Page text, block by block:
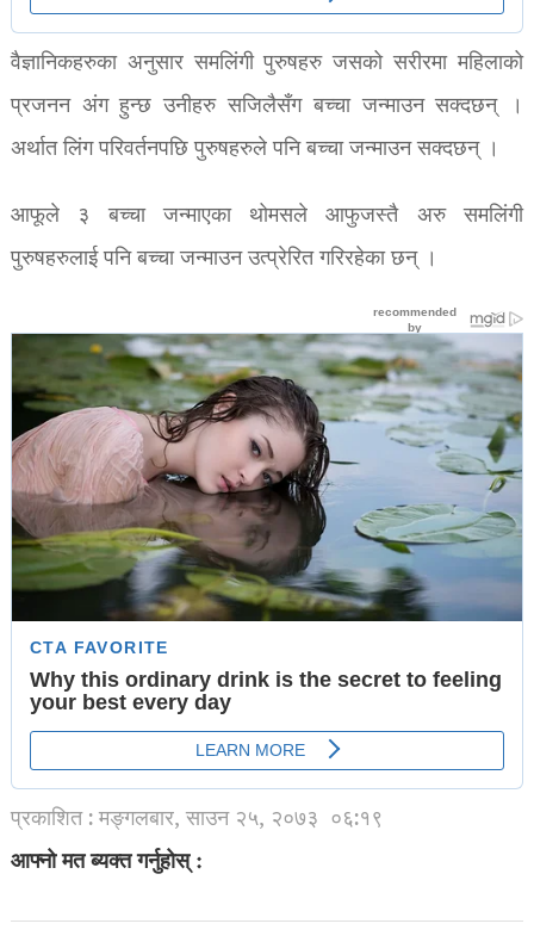
वैज्ञानिकहरुका अनुसार समलिंगी पुरुषहरु जसको सरीरमा महिलाको
प्रजनन अंग हुन्छ उनीहरु सजिलैसँग बच्चा जन्माउन सक्दछन् ।
अर्थात लिंग परिवर्तनपछि पुरुषहरुले पनि बच्चा जन्माउन सक्दछन् ।
आफूले ३ बच्चा जन्माएका थोमसले आफुजस्तै अरु समलिंगी
पुरुषहरुलाई पनि बच्चा जन्माउन उत्प्रेरित गरिरहेका छन् ।
प्रकाशित : मङ्गलबार, साउन २५, २०७३ ०६:१९
आफ्नो मत ब्यक्त गर्नुहोस् :